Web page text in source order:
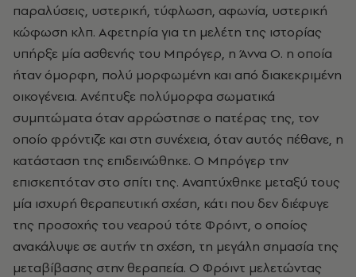
παραλύσεις, υστερική, τύφλωση, αφωνία, υστερική
κώφωση κλπ. Αφετηρία για τη μελέτη της ιστορίας
υπήρξε μία ασθενής του Μπρόγερ, η Άννα Ο. η οποία
ήταν όμορφη, πολύ μορφωμένη και από διακεκριμένη
οικογένεια. Ανέπτυξε πολύμορφα σωματικά
συμπτώματα όταν αρρώστησε ο πατέρας της, τον
οποίο φρόντιζε και στη συνέχεια, όταν αυτός πέθανε, η
κατάσταση της επιδεινώθηκε. Ο Μπρόγερ την
επισκεπτόταν στο σπίτι της. Αναπτύχθηκε μεταξύ τους
μία ισχυρή θεραπευτική σχέση, κάτι που δεν διέφυγε
της προσοχής του νεαρού τότε Φρόιντ, ο οποίος
ανακάλυψε σε αυτήν τη σχέση, τη μεγάλη σημασία της
μεταβίβασης στην θεραπεία. Ο Φρόιντ μελετώντας